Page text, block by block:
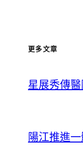
更多文章
星展秀傳
陽江推進